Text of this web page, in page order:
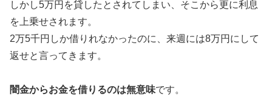
しかし5万円を貸したとされてしまい、そこから更に利息
を上乗せされます。
2万5千円しか借りれなかったのに、来週には8万円にして
返せと言ってきます。
闇金からお金を借りるのは無意味です。